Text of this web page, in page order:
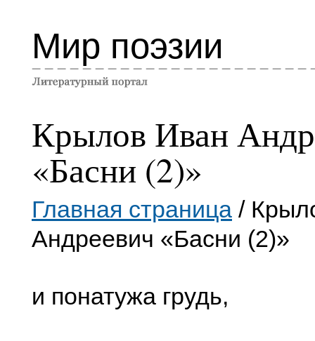
Мир поэзии
Крылов Иван
«Басни (2)»
Главная страница /
Андреевич «Басни (2)»
и понатужа грудь,